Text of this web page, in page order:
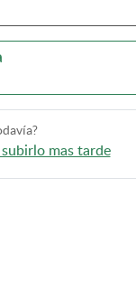
mas tarde